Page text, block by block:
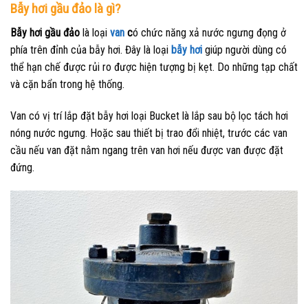
Bẫy hơi gầu đảo là gì?
Bẫy hơi gầu đảo là loại van có chức năng xả nước ngưng đọng ở
phía trên đỉnh của bẫy hơi. Đây là loại bẫy hơi giúp người dùng có
thể hạn chế được rủi ro được hiện tượng bị kẹt. Do những tạp chất
và cặn bẩn trong hệ thống.
Van có vị trí lắp đặt bẫy hơi loại Bucket là lắp sau bộ lọc tách hơi
nóng nước ngưng. Hoặc sau thiết bị trao đổi nhiệt, trước các van
cầu nếu van đặt nằm ngang trên van hơi nếu được van được đặt
đứng.